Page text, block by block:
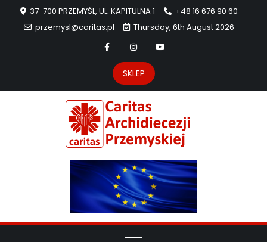
37-700 PRZEMYŚL, UL. KAPITULNA 1
+48 16 676 90 60
przemysl@caritas.pl
Thursday, 6th August 2026
SKLEP